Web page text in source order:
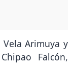
Arimuya y
Falcón,